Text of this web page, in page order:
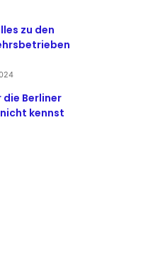
zu den
die Berliner
kennst